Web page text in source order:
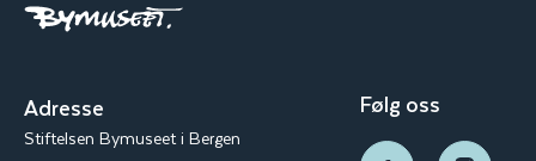
Adresse
Stiftelsen Bymuseet i Bergen
Følg oss